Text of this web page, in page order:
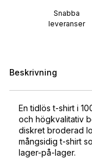
Snabba
leveranser
Beskrivning
En tidlös t-shirt i
och högkvalitativ
diskret broderad
mångsidig t-shirt
lager-på-lager.